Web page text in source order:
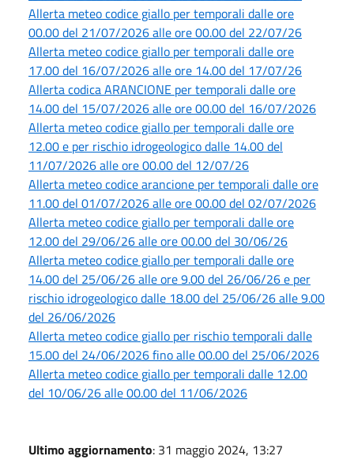
Allerta meteo codice giallo per temporali dalle ore
00.00 del 21/07/2026 alle ore 00.00 del 22/07/26
Allerta meteo codice giallo per temporali dalle ore
17.00 del 16/07/2026 alle ore 14.00 del 17/07/26
Allerta codica ARANCIONE per temporali dalle ore
14.00 del 15/07/2026 alle ore 00.00 del 16/07/2026
Allerta meteo codice giallo per temporali dalle ore
12.00 e per rischio idrogeologico dalle 14.00 del
11/07/2026 alle ore 00.00 del 12/07/26
Allerta meteo codice arancione per temporali dalle ore
11.00 del 01/07/2026 alle ore 00.00 del 02/07/2026
Allerta meteo codice giallo per temporali dalle ore
12.00 del 29/06/26 alle ore 00.00 del 30/06/26
Allerta meteo codice giallo per temporali dalle ore
14.00 del 25/06/26 alle ore 9.00 del 26/06/26 e per
rischio idrogeologico dalle 18.00 del 25/06/26 alle 9.00
del 26/06/2026
Allerta meteo codice giallo per rischio temporali dalle
15.00 del 24/06/2026 fino alle 00.00 del 25/06/2026
Allerta meteo codice giallo per temporali dalle 12.00
del 10/06/26 alle 00.00 del 11/06/2026
Ultimo aggiornamento: 31 maggio 2024, 13:27